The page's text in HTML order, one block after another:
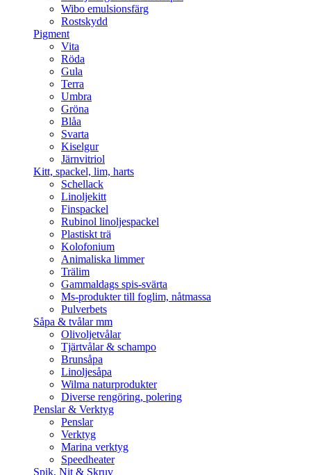
Wibo emulsionsfärg
Rostskydd
Pigment
Vita
Röda
Gula
Terra
Umbra
Gröna
Blåa
Svarta
Kiselgur
Järnvitriol
Kitt, spackel, lim, harts
Schellack
Linoljekitt
Finspackel
Rubinol linoljespackel
Plastiskt trä
Kolofonium
Animaliska limmer
Trälim
Gammaldags spis-svärta
Ms-produkter till foglim, nåtmassa
Pulverbets
Såpa & tvålar mm
Olivoljetvålar
Tjärtvålar & schampo
Brunsåpa
Linoljesåpa
Wilma naturprodukter
Diverse rengöring, polering
Penslar & Verktyg
Penslar
Verktyg
Marina verktyg
Speedheater
Spik, Nit & Skruv